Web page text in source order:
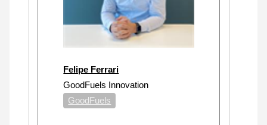
Felipe Ferrari
GoodFuels Innovation
GoodFuels